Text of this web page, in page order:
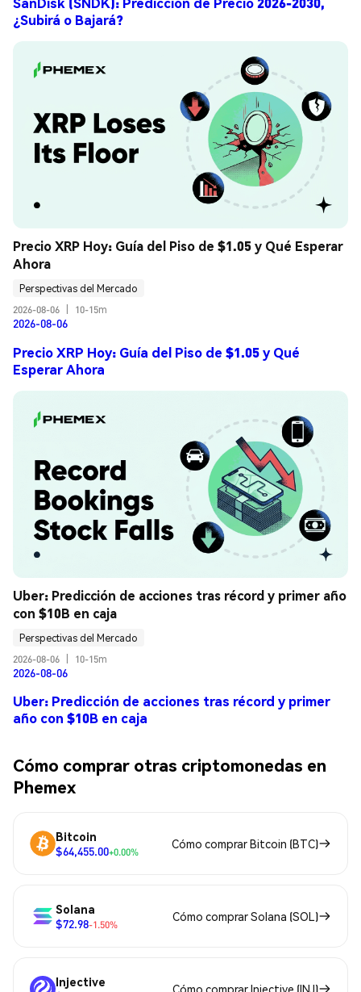
¿Subirá o Bajará?
Precio XRP Hoy: Guía del Piso de $1.05 y Qué Esperar
Ahora
Perspectivas del Mercado
2026-08-06
10-15m
2026-08-06
Precio XRP Hoy: Guía del Piso de $1.05 y Qué
Esperar Ahora
Uber: Predicción de acciones tras récord y primer año
con $10B en caja
Perspectivas del Mercado
2026-08-06
10-15m
2026-08-06
Uber: Predicción de acciones tras récord y primer
año con $10B en caja
Cómo comprar otras criptomonedas en
Phemex
Bitcoin
$64,455.00+0.00%
Cómo comprar Bitcoin (BTC)
Solana
$72.98-1.50%
Cómo comprar Solana (SOL)
Injective
Cómo comprar Injective (INJ)